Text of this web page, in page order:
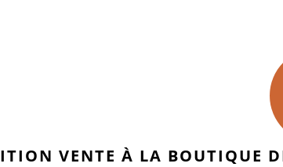
VENTE À LA BOUTIQUE